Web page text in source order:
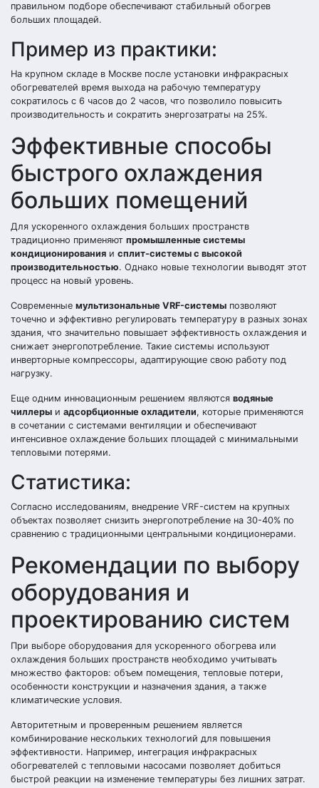
правильном подборе обеспечивают стабильный обогрев
больших площадей.
Пример из практики:
На крупном складе в Москве после установки инфракрасных
обогревателей время выхода на рабочую температуру
сократилось с 6 часов до 2 часов, что позволило повысить
производительность и сократить энергозатраты на 25%.
Эффективные способы
быстрого охлаждения
больших помещений
Для ускоренного охлаждения больших пространств
традиционно применяют промышленные системы
кондиционирования и сплит-системы с высокой
производительностью. Однако новые технологии выводят этот
процесс на новый уровень.
Современные мультизональные VRF-системы позволяют
точечно и эффективно регулировать температуру в разных зонах
здания, что значительно повышает эффективность охлаждения и
снижает энергопотребление. Такие системы используют
инверторные компрессоры, адаптирующие свою работу под
нагрузку.
Еще одним инновационным решением являются водяные
чиллеры и адсорбционные охладители, которые применяются
в сочетании с системами вентиляции и обеспечивают
интенсивное охлаждение больших площадей с минимальными
тепловыми потерями.
Статистика:
Согласно исследованиям, внедрение VRF-систем на крупных
объектах позволяет снизить энергопотребление на 30-40% по
сравнению с традиционными центральными кондиционерами.
Рекомендации по выбору
оборудования и
проектированию систем
При выборе оборудования для ускоренного обогрева или
охлаждения больших пространств необходимо учитывать
множество факторов: объем помещения, тепловые потери,
особенности конструкции и назначения здания, а также
климатические условия.
Авторитетным и проверенным решением является
комбинирование нескольких технологий для повышения
эффективности. Например, интеграция инфракрасных
обогревателей с тепловыми насосами позволяет добиться
быстрой реакции на изменение температуры без лишних затрат.